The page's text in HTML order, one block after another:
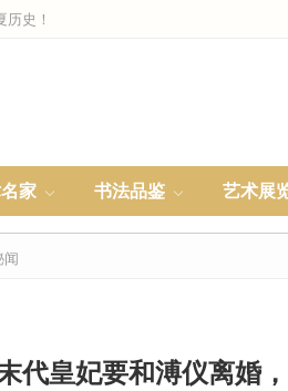
史！
家 书法品鉴 艺术展
闻
代皇妃要和溥仪离婚